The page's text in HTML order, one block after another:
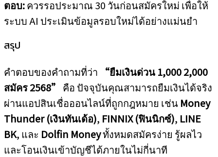
ตอบ:ควรรอประมาณ 30 วันก่อนสมัครใหม่ เพื่อให้
ระบบ AI ประเมินข้อมูลรอบใหม่ได้อย่างแม่นยำ
สรุป
คำตอบของคำถามที่ว่า “ยืมเงินด่วน 1,000 2,000
สมัคร 2568” คือ ปัจจุบันคุณสามารถยืมเงินได้จริง
ผ่านแอปสินเชื่อออนไลน์ที่ถูกกฎหมาย เช่น Money
Thunder (เงินทันเด้อ), FINNIX (ฟินนิกซ์), LINE
BK, และ Dolfin Moneyทั้งหมดสมัครง่าย รู้ผลไว
และโอนเงินเข้าบัญชีได้ภายในไม่กี่นาที